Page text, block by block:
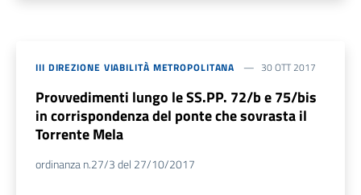
III DIREZIONE VIABILITÀ METROPOLITANA 30 OTT 2017
Provvedimenti lungo le SS.PP. 72/b e 75/bis
in corrispondenza del ponte che sovrasta il
Torrente Mela
ordinanza n.27/3 del 27/10/2017